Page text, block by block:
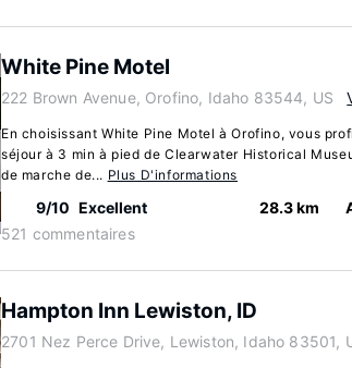
White Pine Motel
222 Brown Avenue, Orofino, Idaho 83544, US
En choisissant White Pine Motel à Orofino, vous
séjour à 3 min à pied de Clearwater Historical
de marche de... Plus D'informations
9/10 Excellent
521 commentaires
28.3 km
Hampton Inn Lewiston, ID
2701 Nez Perce Drive, Lewiston, Idaho 83501,